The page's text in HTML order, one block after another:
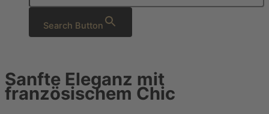
Search Button
Sanfte Eleganz mit
französischem Chic